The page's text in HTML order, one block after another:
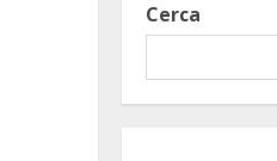
Cerca